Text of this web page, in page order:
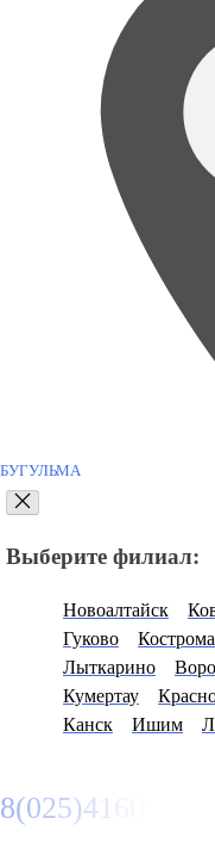
БУГУЛЬМА
Выберите филиал:
Новоалтайск
Гуково
Кострома
Лыткарино
Кумертау
Канск
Ишим
8(025)4160950